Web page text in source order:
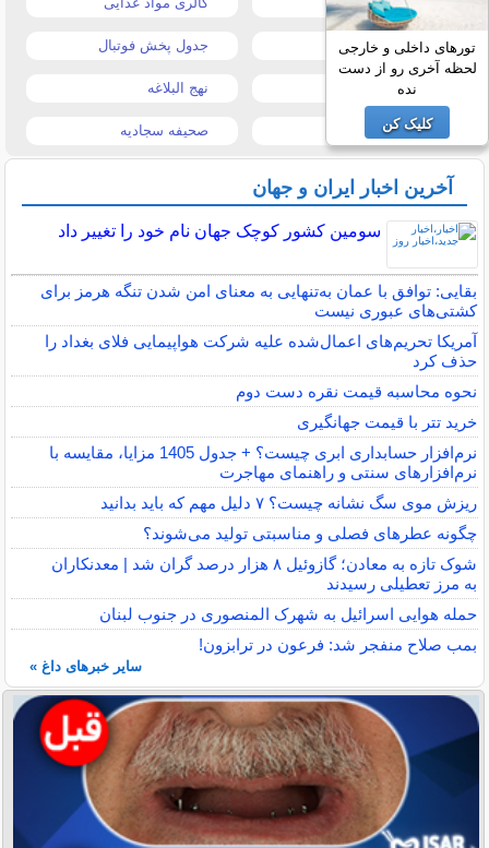
قیمت موبایل جدول پخش فوتبال
قیمت تبلت نهج البلاغه
تیتر روزنامه ها صحیفه سجادیه
آخرین اخبار ایران و جهان
سومین کشور کوچک جهان نام خود را تغییر داد
بقایی: توافق با عمان به‌تنهایی به معنای امن شدن تنگه هرمز برای
کشتی‌های عبوری نیست
آمریکا تحریم‌های اعمال‌شده علیه شرکت هواپیمایی فلای بغداد را
حذف کرد
نحوه محاسبه قیمت نقره دست دوم
خرید تتر با قیمت جهانگیری
نرم‌افزار حسابداری ابری چیست؟ + جدول 1405 مزایا، مقایسه با
نرم‌افزارهای سنتی و راهنمای مهاجرت
ریزش موی سگ نشانه چیست؟ ۷ دلیل مهم که باید بدانید
چگونه عطرهای فصلی و مناسبتی تولید می‌شوند؟
شوک تازه به معادن؛ گازوئیل ۸ هزار درصد گران شد | معدنکاران
به مرز تعطیلی رسیدند
حمله هوایی اسرائیل به شهرک المنصوری در جنوب لبنان
بمب صلاح منفجر شد: فرعون در ترابزون!
سایر خبرهای داغ »
تورهای داخلی و خارجی
لحظه آخری رو از دست
نده
کلیک کن